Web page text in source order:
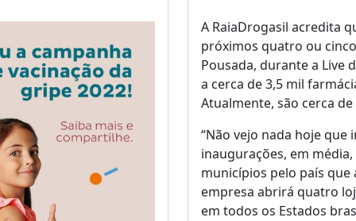
A RaiaDrogasil acredita
próximos quatro ou
Pousada, durante a Live
a cerca de 3,5 mil
Atualmente, são cerca
“Não vejo nada hoje que
inaugurações, em
municípios pelo país que
empresa abrirá quatro
em todos os Estados